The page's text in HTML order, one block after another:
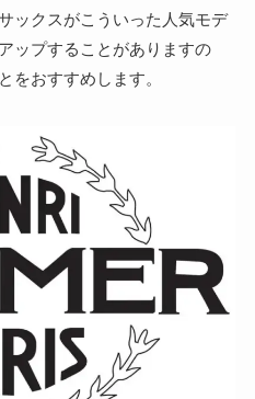
ックスがこういった人気モデ
ップすることがありますの
をおすすめします。